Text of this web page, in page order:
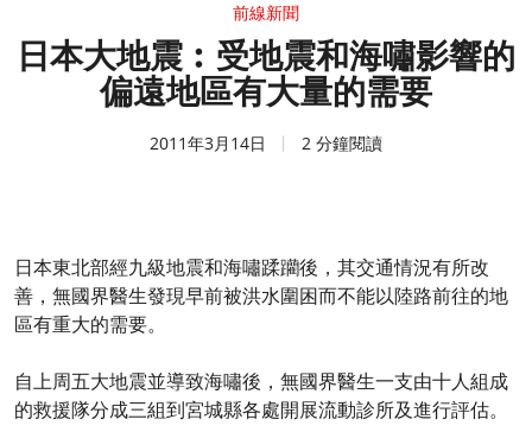
前線新聞
日本大地震︰受地震和海嘯影響的
偏遠地區有大量的需要
2011年3月14日 2 分鐘閱讀
日本東北部經九級地震和海嘯蹂躪後，其交通情況有所改
善，無國界醫生發現早前被洪水圍困而不能以陸路前往的地
區有重大的需要。
自上周五大地震並導致海嘯後，無國界醫生一支由十人組成
的救援隊分成三組到宮城縣各處開展流動診所及進行評估。